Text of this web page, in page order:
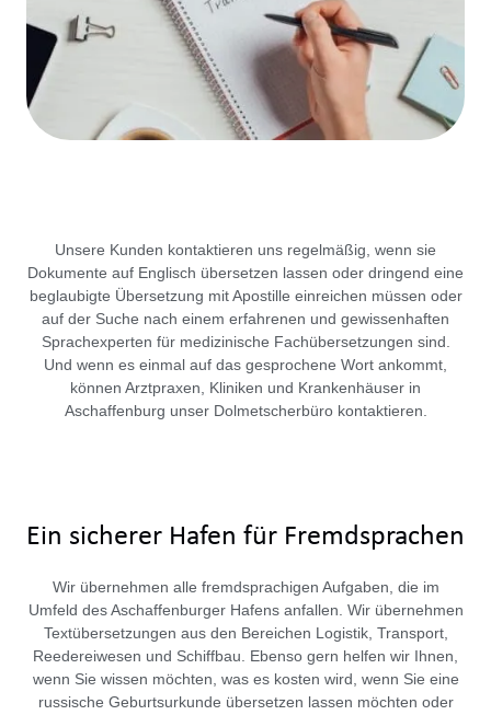
Unsere Kunden kontaktieren uns regelmäßig, wenn sie
Dokumente auf Englisch übersetzen lassen oder dringend eine
beglaubigte Übersetzung mit Apostille einreichen müssen oder
auf der Suche nach einem erfahrenen und gewissenhaften
Sprachexperten für medizinische Fachübersetzungen sind.
Und wenn es einmal auf das gesprochene Wort ankommt,
können Arztpraxen, Kliniken und Krankenhäuser in
Aschaffenburg unser Dolmetscherbüro kontaktieren.
Ein sicherer Hafen für Fremdsprachen
Wir übernehmen alle fremdsprachigen Aufgaben, die im
Umfeld des Aschaffenburger Hafens anfallen. Wir übernehmen
Textübersetzungen aus den Bereichen Logistik, Transport,
Reedereiwesen und Schiffbau. Ebenso gern helfen wir Ihnen,
wenn Sie wissen möchten, was es kosten wird, wenn Sie eine
russische Geburtsurkunde übersetzen lassen möchten oder